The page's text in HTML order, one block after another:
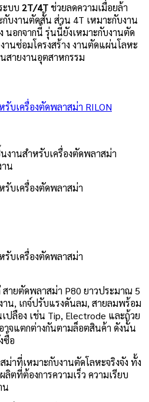
ะบบ 2T/4Tช่วยลดความเมื่อยล้า
กับงานตัดสั้น ส่วน 4T เหมาะกับงาน
นอกจากนี้ รุ่นนี้ยังเหมาะกับงานตัด
านซ่อมโครงสร้าง งานตัดแผ่นโลหะ
สายงานอุตสาหกรรม
น
สายตัดพลาสม่า P80 ยาวประมาณ 5
น, เกจ์ปรับแรงดันลม, สายลมพร้อม
ลือง เช่น Tip, Electrode และถ้วย
าจแตกต่างกันตามล็อตสินค้า ดังนั้น
ซื้อ
ม่าที่เหมาะกับงานตัดโลหะจริงจัง ทั้ง
ลิตที่ต้องการความเร็ว ความเรียบ
น